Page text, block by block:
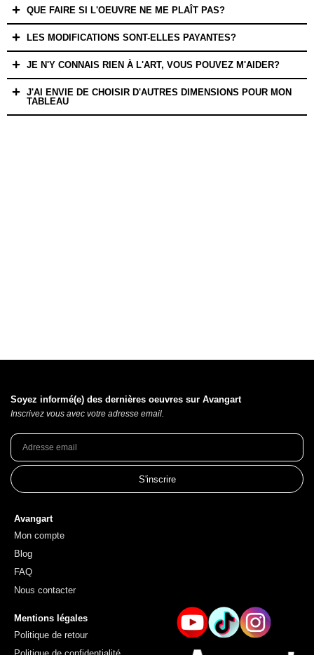
QUE FAIRE SI L'OEUVRE NE ME PLAÎT PAS?
LES MODIFICATIONS SONT-ELLES PAYANTES?
JE N'Y CONNAIS RIEN À L'ART, VOUS POUVEZ M'AIDER?
J'AI ENVIE DE CHOISIR D'AUTRES DIMENSIONS POUR MON
TABLEAU
Avangart
Mon compte
Blog
FAQ
Nous contacter
Soyez informé(e) des dernières oeuvres sur Avangart
Inscrivez vous avec votre adresse email.
S'inscrire
Mentions légales
Politique de retour